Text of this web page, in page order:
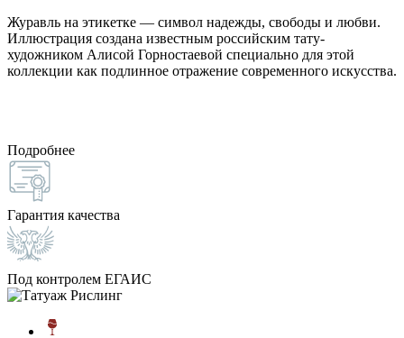
Журавль на этикетке — символ надежды, свободы и любви.
Иллюстрация создана известным российским тату-
художником Алисой Горностаевой специально для этой
коллекции как подлинное отражение современного искусства.
Подробнее
Гарантия качества
Под контролем ЕГАИС